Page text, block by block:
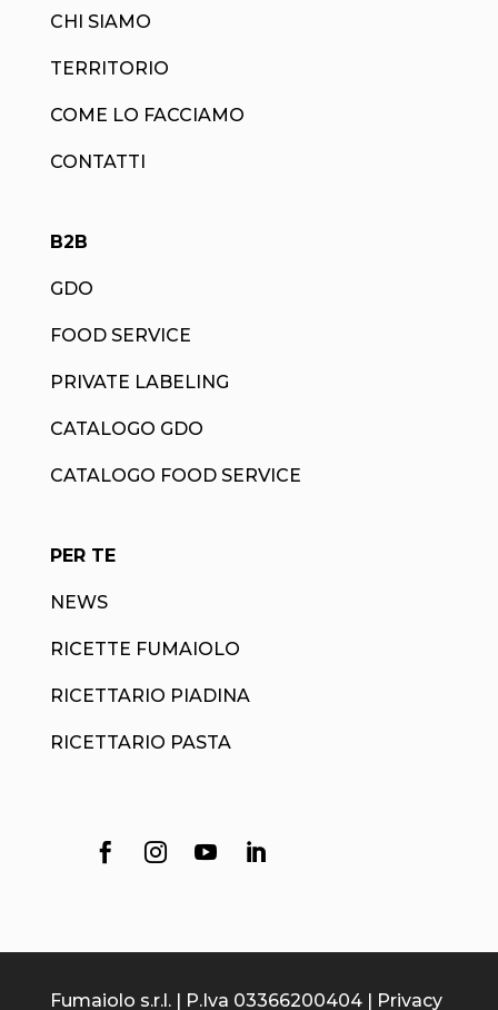
CHI SIAMO
TERRITORIO
COME LO FACCIAMO
CONTATTI
B2B
GDO
FOOD SERVICE
PRIVATE LABELING
CATALOGO GDO
CATALOGO FOOD SERVICE
PER TE
NEWS
RICETTE FUMAIOLO
RICETTARIO PIADINA
RICETTARIO PASTA
   
Fumaiolo s.r.l. | P.Iva 03366200404 | Privacy